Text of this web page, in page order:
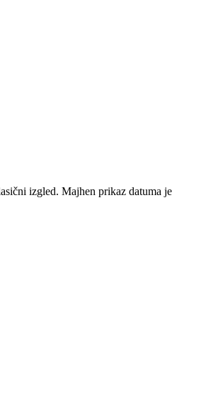
izgled. Majhen prikaz datuma je